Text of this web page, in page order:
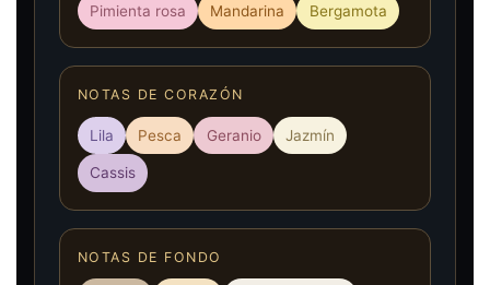
Pimienta rosa Mandarina Bergamota
NOTAS DE CORAZÓN
Lila Pesca Geranio Jazmín
Cassis
NOTAS DE FONDO